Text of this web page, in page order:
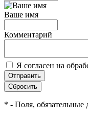
Ваше имя
Комментарий
Я согласен на
* - Поля, обязательные